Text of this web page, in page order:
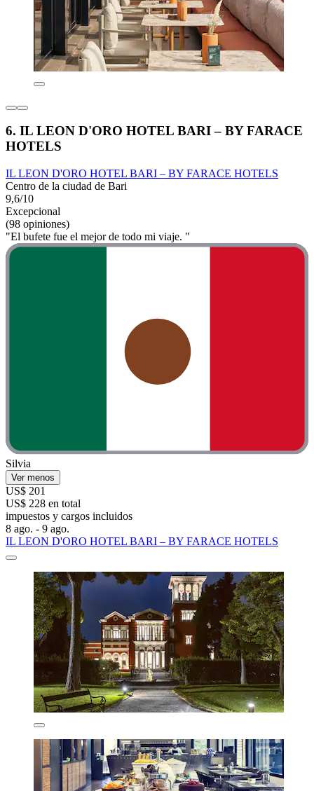
6. IL LEON D'ORO HOTEL BARI – BY FARACE
HOTELS
IL LEON D'ORO HOTEL BARI – BY FARACE HOTELS
Centro de la ciudad de Bari
9,6/10
Excepcional
(98 opiniones)
"El bufete fue el mejor de todo mi viaje. "
Silvia
Ver menos
US$ 201
US$ 228 en total
impuestos y cargos incluidos
8 ago. - 9 ago.
IL LEON D'ORO HOTEL BARI – BY FARACE HOTELS